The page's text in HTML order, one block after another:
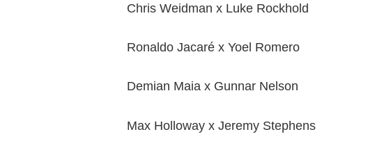
Chris Weidman x Luke Rockhold
Ronaldo Jacaré x Yoel Romero
Demian Maia x Gunnar Nelson
Max Holloway x Jeremy Stephens